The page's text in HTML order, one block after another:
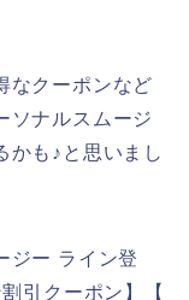
なクーポンなど
ソナルスムージ
かも♪と思いまし
ジー ライン登
引クーポン】【